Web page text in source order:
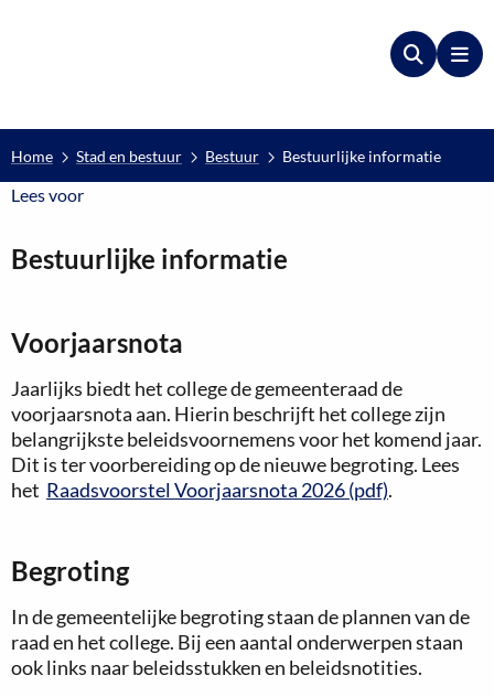
Zoeken
Home Stad en bestuur Bestuur Bestuurlijke informatie
Lees voorLees voor
Bestuurlijke informatie
Voorjaarsnota
Jaarlijks biedt het college de gemeenteraad de
voorjaarsnota aan. Hierin beschrijft het college zijn
belangrijkste beleidsvoornemens voor het komend jaar.
Dit is ter voorbereiding op de nieuwe begroting. Lees
het Raadsvoorstel Voorjaarsnota 2026 (pdf).
Begroting
In de gemeentelijke begroting staan de plannen van de
raad en het college. Bij een aantal onderwerpen staan
ook links naar beleidsstukken en beleidsnotities.